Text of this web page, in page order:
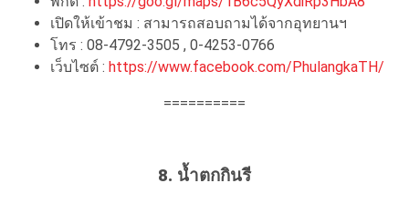
เปิดให้เข้าชม : สามารถสอบถามได้จากอุทยานฯ
โทร : 08-4792-3505 , 0-4253-0766
เว็บไซต์ : https://www.facebook.com/PhulangkaTH/
==========
8. น้ำตกกินรี